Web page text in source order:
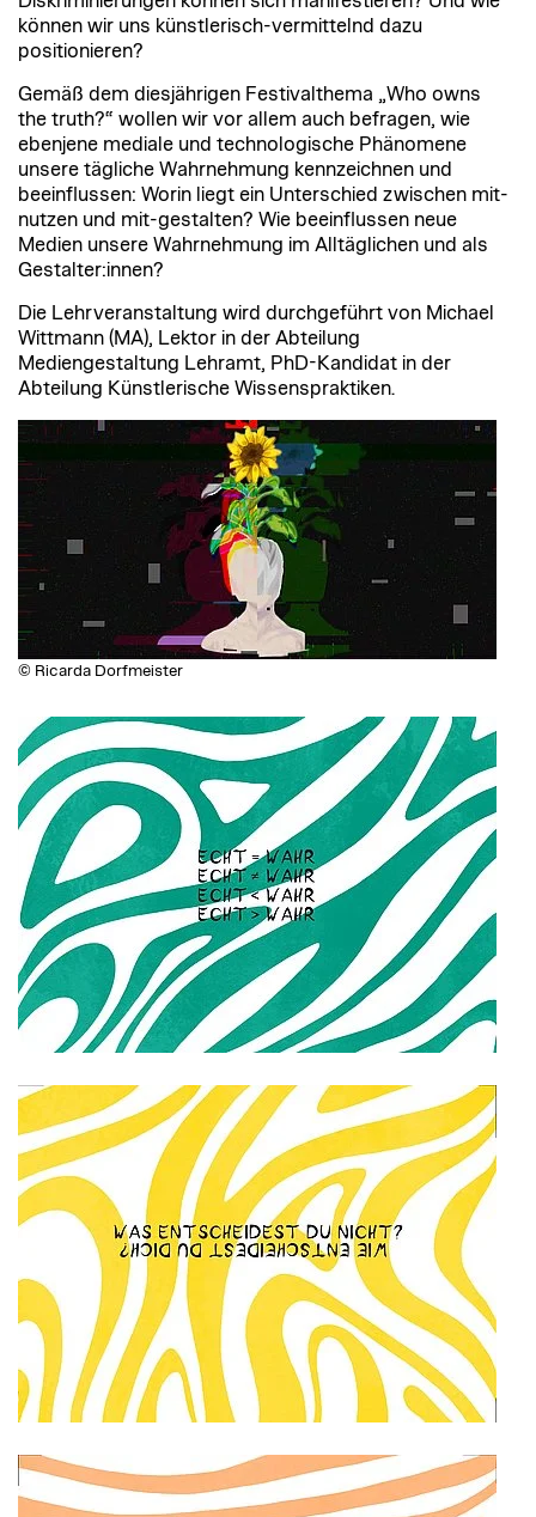
können wir uns künstlerisch-vermittelnd dazu
positionieren?
Gemäß dem diesjährigen Festivalthema „Who owns
the truth?“ wollen wir vor allem auch befragen, wie
ebenjene mediale und technologische Phänomene
unsere tägliche Wahrnehmung kennzeichnen und
beeinflussen: Worin liegt ein Unterschied zwischen mit-
nutzen und mit-gestalten? Wie beeinflussen neue
Medien unsere Wahrnehmung im Alltäglichen und als
Gestalter:innen?
Die Lehrveranstaltung wird durchgeführt von Michael
Wittmann (MA), Lektor in der Abteilung
Mediengestaltung Lehramt, PhD-Kandidat in der
Abteilung Künstlerische Wissenspraktiken.
© Ricarda Dorfmeister